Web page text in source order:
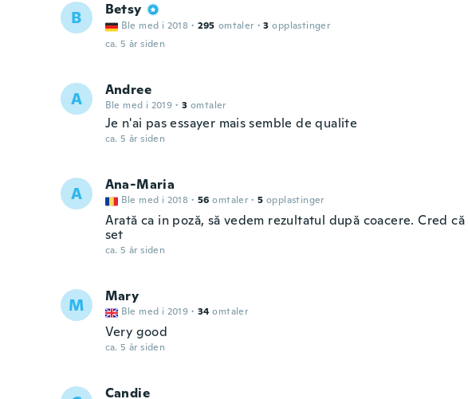
B Betsy
Ble med i 2018 · 295 omtaler · 3 opplastinger
ca. 5 år siden
A Andree
Ble med i 2019 · 3 omtaler
Je n'ai pas essayer mais semble de qualite
ca. 5 år siden
A Ana-Maria
Ble med i 2018 · 56 omtaler · 5 opplastinger
Arată ca in poză, să vedem rezultatul după coacere. Cred că
set
ca. 5 år siden
M Mary
Ble med i 2019 · 34 omtaler
Very good
ca. 5 år siden
Candie